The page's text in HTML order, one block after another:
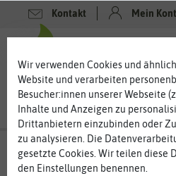
Kontakt Mein
Wir verwenden Cookies und
Website und verarbeiten
Besucher:innen unserer Webseite
Inhalte und Anzeigen zu
Drittanbietern einzubinden oder
zu analysieren. Die
gesetzte Cookies. Wir teilen diese
den Einstellungen benennen.